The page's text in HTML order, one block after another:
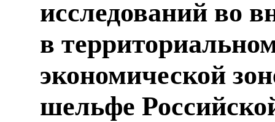
исследований во
в
экономической
шельфе